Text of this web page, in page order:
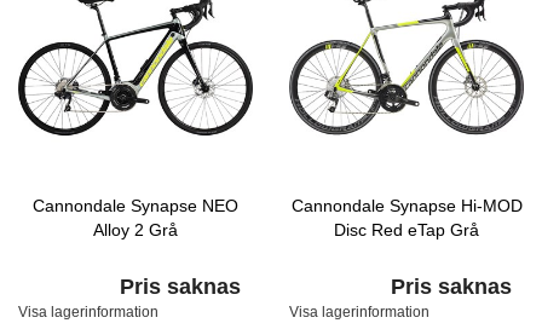
Cannondale Synapse NEO
Alloy 2 Grå
Pris saknas
Visa lagerinformation
Cannondale Synapse Hi-MOD
Disc Red eTap Grå
Pris saknas
Visa lagerinformation